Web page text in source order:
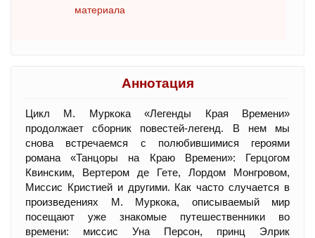
материала
Аннотация
Цикл М. Муркока «Легенды Края Времени»
продолжает сборник повестей-легенд. В нем мы
снова встречаемся с полюбившимися героями
романа «Танцоры на Краю Времени»: Герцогом
Квинским, Вертером де Гете, Лордом Монгровом,
Миссис Кристией и другими. Как часто случается в
произведениях М. Муркока, описываемый мир
посещают уже знакомые путешественники во
времени: миссис Уна Персон, принц Элрик